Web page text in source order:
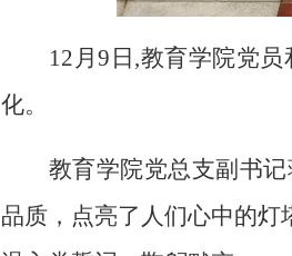
12月9日,教育学院党
化。
教育学院党总支副书
品质，点亮了人们心中的